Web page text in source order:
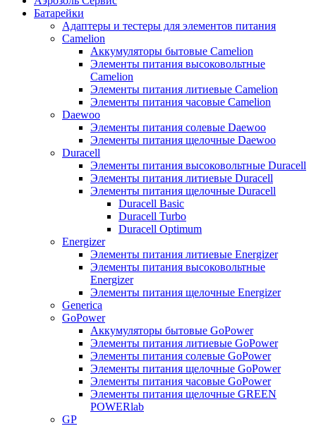
Батарейки
Aдаптеры и тестеры для элементов питания
Camelion
Аккумуляторы бытовые Camelion
Элементы питания высоковольтные
Camelion
Элементы питания литиевые Camelion
Элементы питания часовые Camelion
Daewoo
Элементы питания солевые Daewoo
Элементы питания щелочные Daewoo
Duracell
Элементы питания высоковольтные Duracell
Элементы питания литиевые Duracell
Элементы питания щелочные Duracell
Duracell Basic
Duracell Turbo
Duracell Optimum
Energizer
Элементы питания литиевые Energizer
Элементы питания высоковольтные
Energizer
Элементы питания щелочные Energizer
Generica
GoPower
Аккумуляторы бытовые GoPower
Элементы питания литиевые GoPower
Элементы питания солевые GoPower
Элементы питания щелочные GoPower
Элементы питания часовые GoPower
Элементы питания щелочные GREEN
POWERlab
GP